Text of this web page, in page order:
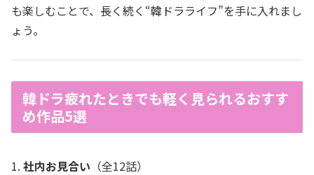
も楽しむことで、長く続く“韓ドラライフ”を手に入れまし
ょう。
韓ドラ疲れたときでも軽く見られるおすす
め作品5選
1. 社内お見合い （全12話）